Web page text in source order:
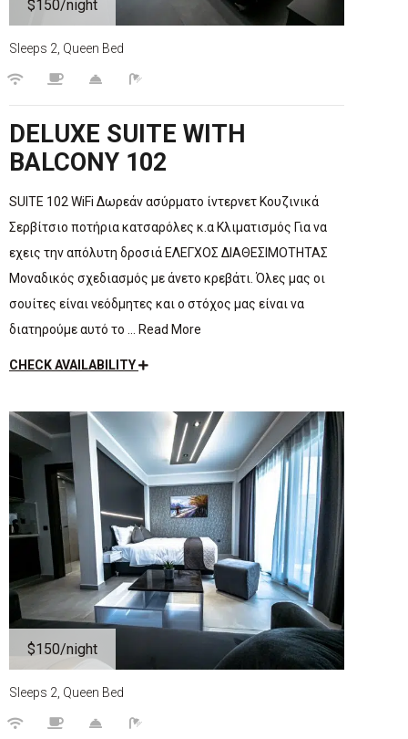
$150/night
Sleeps 2, Queen Bed
DELUXE SUITE WITH
BALCONY 102
SUITE 102 WiFi Δωρεάν ασύρματο ίντερνετ Κουζινικά
Σερβίτσιο ποτήρια κατσαρόλες κ.α Κλιματισμός Για να
εχεις την απόλυτη δροσιά ΕΛΕΓΧΟΣ ΔΙΑΘΕΣΙΜΟΤΗΤΑΣ
Μοναδικός σχεδιασμός με άνετο κρεβάτι. Όλες μας οι
σουίτες είναι νεόδμητες και ο στόχος μας είναι να
διατηρούμε αυτό το … Read More
CHECK AVAILABILITY
$150/night
Sleeps 2, Queen Bed